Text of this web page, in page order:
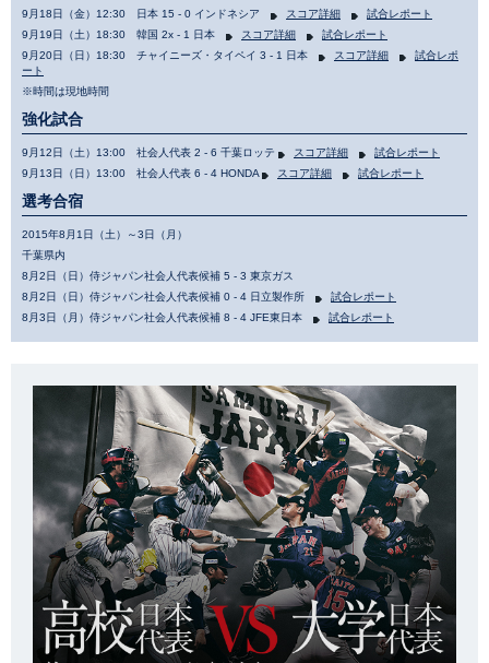
9月18日（金）12:30 日本 15 - 0 インドネシア
スコア詳細
試合レポート
9月19日（土）18:30 韓国 2x - 1 日本
スコア詳細
試合レポート
9月20日（日）18:30 チャイニーズ・タイペイ 3 - 1 日本
スコア詳細
試合レポ
ート
※時間は現地時間
強化試合
9月12日（土）13:00 社会人代表 2 - 6 千葉ロッテ スコア詳細
試合レポート
9月13日（日）13:00 社会人代表 6 - 4 HONDA
スコア詳細 試合レポート
選考合宿
2015年8月1日（土）～3日（月）
千葉県内
8月2日（日）侍ジャパン社会人代表候補 5 - 3 東京ガス
8月2日（日）侍ジャパン社会人代表候補 0 - 4 日立製作所
試合レポート
8月3日（月）侍ジャパン社会人代表候補 8 - 4 JFE東日本
試合レポート